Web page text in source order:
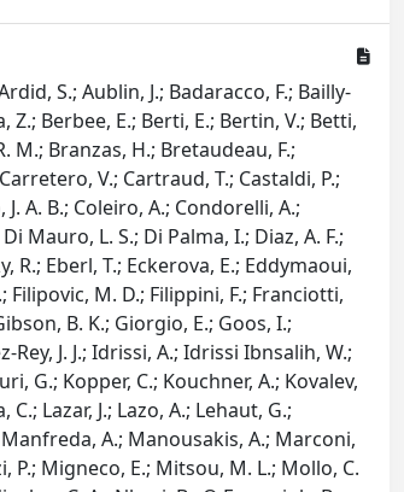
S.; Aublin, J.; Badaracco, F.; Bailly-
Berbee, E.; Berti, E.; Bertin, V.; Betti,
M.; Branzas, H.; Bretaudeau, F.;
V.; Cartraud, T.; Castaldi, P.;
A. B.; Coleiro, A.; Condorelli, A.;
Mauro, L. S.; Di Palma, I.; Diaz, A. F.;
Eberl, T.; Eckerova, E.; Eddymaoui,
Filipovic, M. D.; Filippini, F.; Franciotti,
B. K.; Giorgio, E.; Goos, I.;
J. J.; Idrissi, A.; Idrissi Ibnsalih, W.;
G.; Kopper, C.; Kouchner, A.; Kovalev,
Lazar, J.; Lazo, A.; Lehaut, G.;
A.; Manousakis, A.; Marconi,
Migneco, E.; Mitsou, M. L.; Mollo, C.